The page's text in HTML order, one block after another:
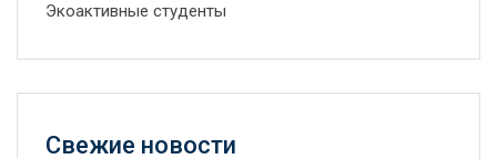
Экоактивные студенты
Свежие новости